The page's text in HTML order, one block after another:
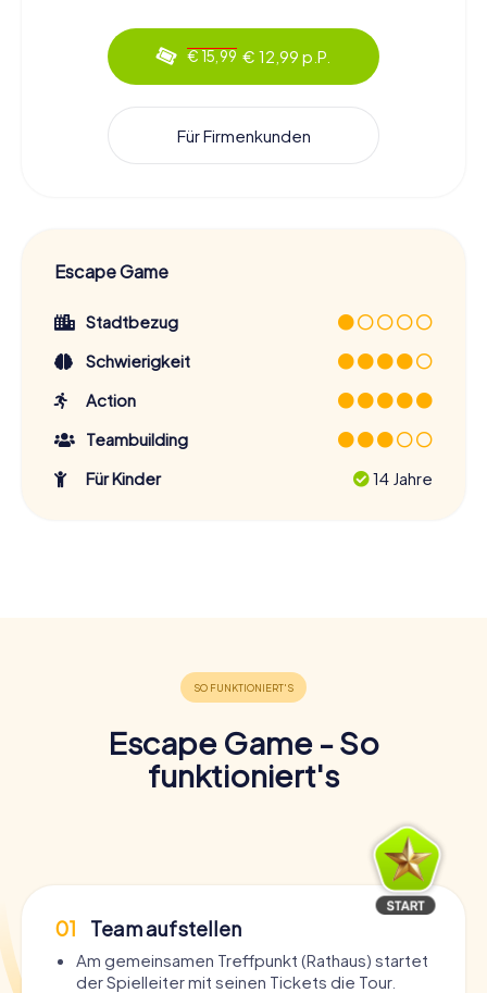
€ 15,99 € 12,99 p.P.
Für Firmenkunden
Escape Game
Stadtbezug
Schwierigkeit
Action
Teambuilding
Für Kinder
14 Jahre
Escape Game - So
funktioniert's
01 Team aufstellen
Am gemeinsamen Treffpunkt (Rathaus) startet
der Spielleiter mit seinen Tickets die Tour.